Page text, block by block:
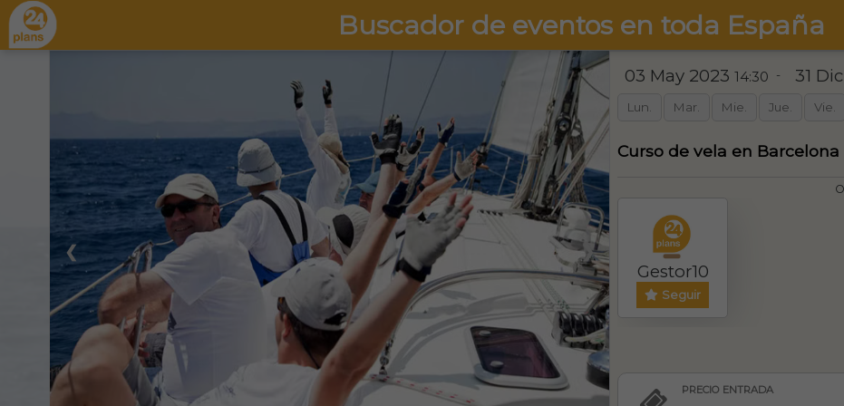
Buscador de eventos en toda España
❮ ❯
03 May 2023 14:30 - 31
Lun. Mar. Mie. Jue. Vie.
Curso de vela en Barcelona
Gestor10
Seguir
PRECIO ENTRADA